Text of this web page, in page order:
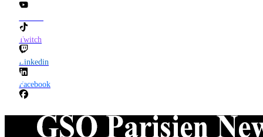
Twitch
Linkedin
Facebook